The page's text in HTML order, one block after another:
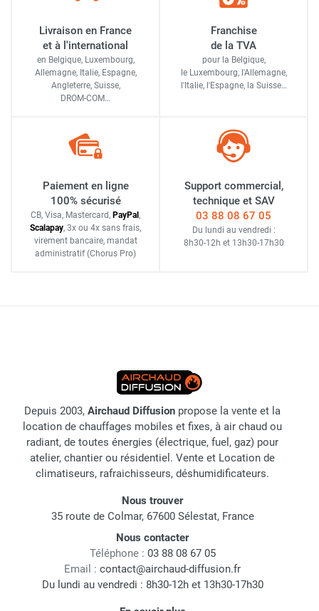
Livraison en France
et à l'international
en Belgique, Luxembourg,
Allemagne, Italie, Espagne,
Angleterre, Suisse,
DROM-COM…
Franchise
de la TVA
pour la Belgique,
le Luxembourg, l'Allemagne,
l'Italie, l'Espagne, la Suisse…
Paiement en ligne
100% sécurisé
CB, Visa, Mastercard, PayPal ,
Scalapay, 3x ou 4x sans frais,
virement bancaire, mandat
administratif (Chorus Pro)
Support commercial,
technique et SAV
03 88 08 67 05
Du lundi au vendredi :
8h30-12h et 13h30-17h30
Depuis 2003, Airchaud Diffusion propose la vente et la
location de chauffages mobiles et fixes, à air chaud ou
radiant, de toutes énergies (électrique, fuel, gaz) pour
atelier, chantier ou résidentiel. Vente et Location de
climatiseurs, rafraichisseurs, déshumidificateurs.
Nous trouver
35 route de Colmar, 67600 Sélestat, France
Nous contacter
Téléphone : 03 88 08 67 05
Email : contact@airchaud-diffusion.fr
Du lundi au vendredi : 8h30-12h et 13h30-17h30